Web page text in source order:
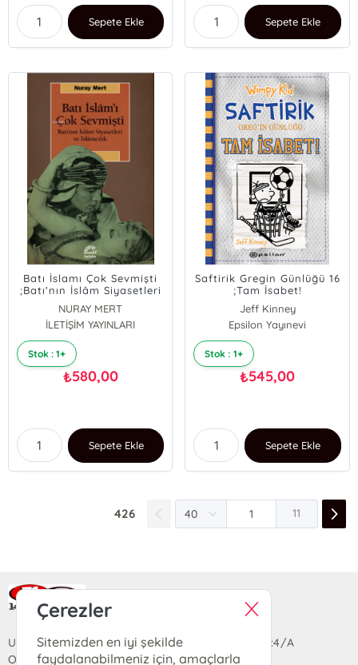
Sepete Ekle Sepete Ekle
Batı İslamı Çok Sevmişti
;Batı'nın İslâm Siyasetleri
NURAY MERT
İLETİŞİM YAYINLARI
Stok : 1+
₺580,00
Sepete Ekle
Saftirik Gregin Günlüğü 16
;Tam İsabet!
Jeff Kinney
Epsilon Yayınevi
Stok : 1+
₺545,00
Sepete Ekle
426 11
Ra Yayın Kitabevi
Uzun Sokak Saray Çarşısı Lara Sineması Girişi No:4/A
Ortahisar/TRABZON
Çerezler
Sitemizden en iyi şekilde
faydalanabilmeniz için, amaçlarla